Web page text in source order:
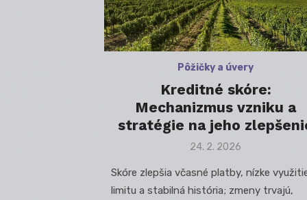
Pôžičky a úvery
Kreditné skóre:
Mechanizmus vzniku a
stratégie na jeho
Posted
24. 2. 2026
Skóre zlepšia včasné platby, nízke
limitu a stabilná história; zmeny trvajú,